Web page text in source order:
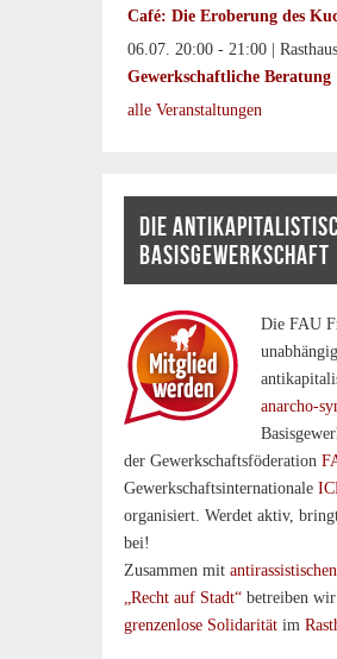
Café: Die Eroberung des
06.07. 20:00 - 21:00 | Rasthaus
Gewerkschaftliche Beratung
alle Veranstaltungen
DIE
BASISGEWERKSCHAFT
Die FAU
anarcho-
der Gewerkschaftsföderation
Gewerkschaftsinternationale
organisiert. Werdet aktiv,
bei!
Zusammen mit
„Recht auf Stadt“betreiben
grenzenlose Solidaritätim